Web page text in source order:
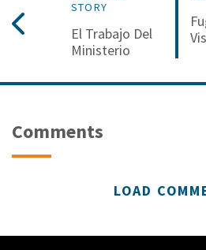
STORY
El Trabajo Del
Ministerio
Comments
LOAD